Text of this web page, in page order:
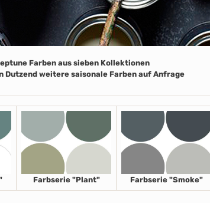
Farben aus sieben Kollektionen
Dutzend weitere saisonale Farben auf Anfrage
Farbserie "Plant" Farbserie "Smoke"